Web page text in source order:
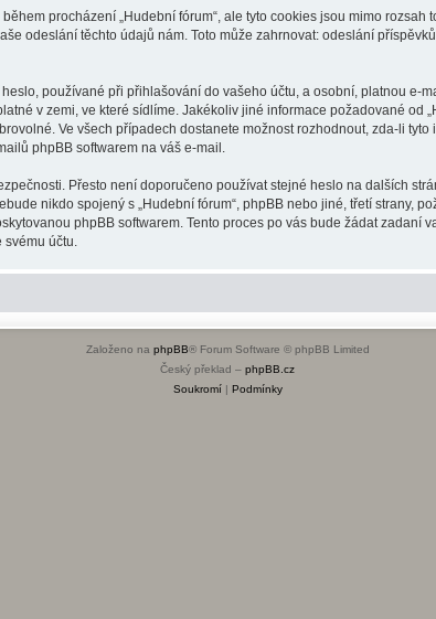
procházení „Hudební fórum“, ale tyto cookies jsou mimo
odeslání těchto údajů nám. Toto může zahrnovat: odeslání
používané při přihlašování do vašeho účtu, a osobní, platnou e-
v zemi, ve které sídlíme. Jakékoliv jiné informace požadované od
Ve všech případech dostanete možnost rozhodnout, zda-li
phpBB softwarem na váš e-mail.
Přesto není doporučeno používat stejné heslo na dalších
nikdo spojený s „Hudební fórum“, phpBB nebo jiné, třetí strany,
phpBB softwarem. Tento proces po vás bude žádat
účtu.
Založeno na phpBB® Forum Software © phpBB Limited
Český překlad – phpBB.cz
Soukromí| Podmínky